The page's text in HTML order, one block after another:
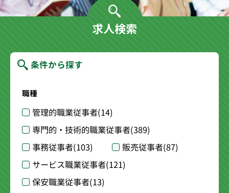
求人検索
条件から探す
職種
管理的職業従事者(14)
専門的・技術的職業従事者(389)
事務従事者(103) 販売従事者(87)
サービス職業従事者(121)
保安職業従事者(13)